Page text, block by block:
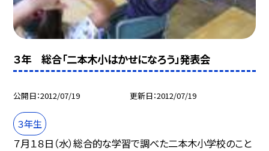
３年 総合「二本木小はかせになろう」発表会
公開日 2012/07/19 更新日 2012/07/19
３年生
７月１８日（水）総合的な学習で調べた二本木小学校のこと